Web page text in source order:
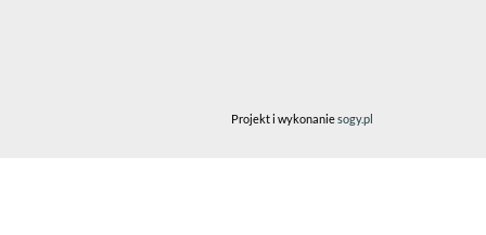
Projekt i wykonaniesogy.pl